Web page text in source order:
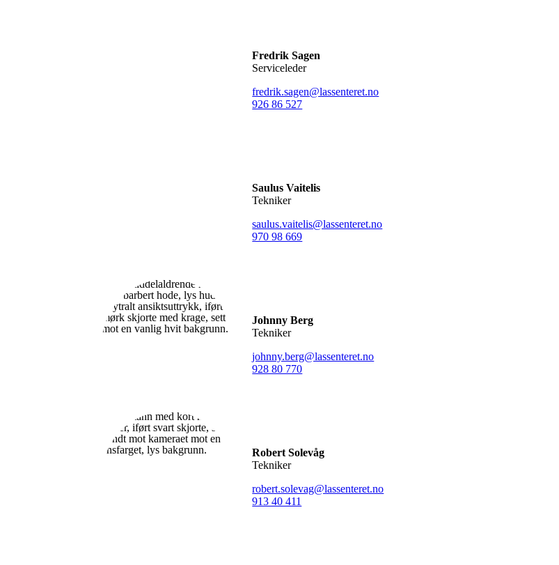
Fredrik Sagen
Serviceleder
fredrik.sagen@lassenteret.no
926 86 527
Saulus Vaitelis
Tekniker
saulus.vaitelis@lassenteret.no
970 98 669
Johnny Berg
Tekniker
johnny.berg@lassenteret.no
928 80 770
Robert Solevåg
Tekniker
robert.solevag@lassenteret.no
913 40 411